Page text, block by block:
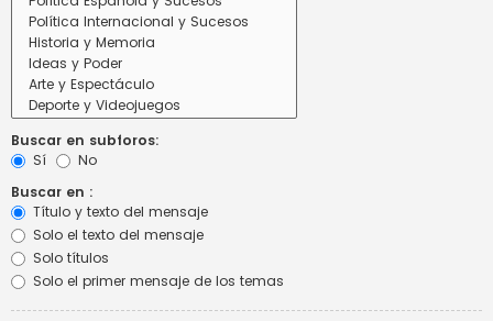
Buscar en subforos:
Sí
No
Buscar en :
Título y texto del mensaje
Solo el texto del mensaje
Solo títulos
Solo el primer mensaje de los temas